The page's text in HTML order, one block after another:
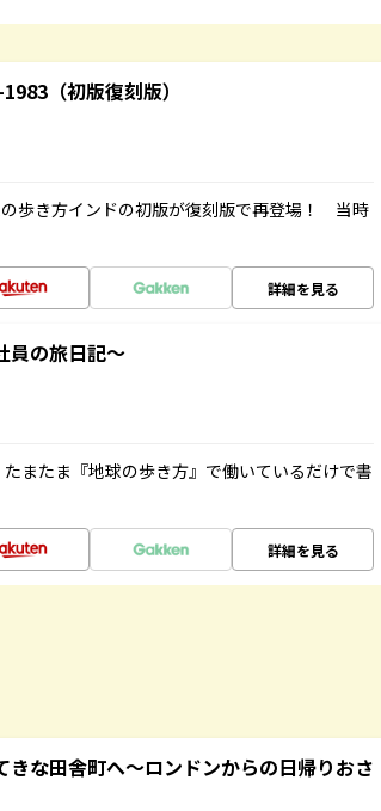
（初版復刻版）
歩き方インドの初版が復刻版で再登場！ 当時
詳細を見る
員の旅日記～
またま『地球の歩き方』で働いているだけで書
詳細を見る
な田舎町へ～ロンドンからの日帰りおさ